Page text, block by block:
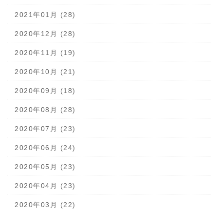
2021年01月 (28)
2020年12月 (28)
2020年11月 (19)
2020年10月 (21)
2020年09月 (18)
2020年08月 (28)
2020年07月 (23)
2020年06月 (24)
2020年05月 (23)
2020年04月 (23)
2020年03月 (22)